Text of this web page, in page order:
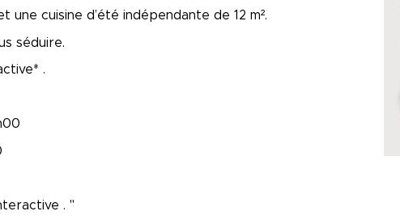
une cuisine d’été indépendante de 12 m².
séduire.
.
. "